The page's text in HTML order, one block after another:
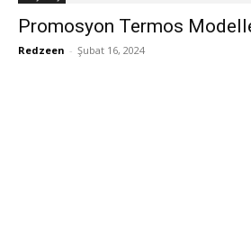
Promosyon Termos
Redzeen - Şubat 16, 2024